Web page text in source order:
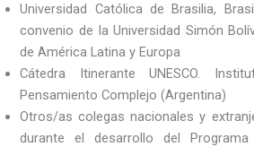
Universidad Católica de Brasilia,
convenio de la Universidad Simón
de América Latina y Europa
Cátedra Itinerante UNESCO.
Pensamiento Complejo (Argentina)
Otros/as colegas nacionales y
durante el desarrollo del